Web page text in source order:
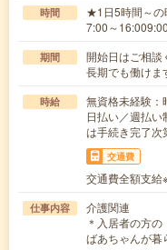
時間
★1日5時間～の
7:00～
期間
開始日はご相
長期でも働けま
時給
無資格未経験
日払い／週払
は手続き完了次
交通費
交通費全額支給
仕事内容
介護関連
＊入居者の方
ばあちゃんが